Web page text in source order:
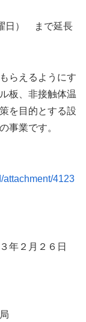
日） まで延長
らえるようにす
板、非接触体温
を目的とする設
事業です。
attachment/4123
年２月２６日